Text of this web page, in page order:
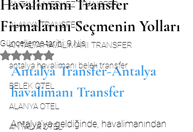
ANTALYA MERKEZ TRANSFER
ALANYA TRANSFER
ANTALYA HAVALİMANI TRANSFER
antalya havalimanı belek transfer
BELEK OTEL
ALANYA OTEL
ANTALYA OTEL
Havalimanı Transfer
Firmalarını Seçmenin Yolları
Güncelleme tarihi:9 Nis
5 üzerinden NaN yıldız
Antalya Transfer-Antalya
havalimanı Transfer
Antalya’ya geldiğinde, havalimanından